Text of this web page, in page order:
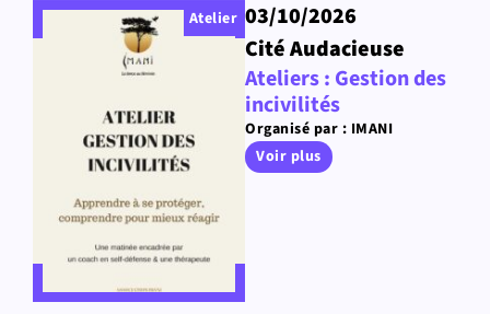
Atelier 03/10/2026
Cité Audacieuse
Ateliers : Gestion des
incivilités
Organisé par : IMANI
Voir plus